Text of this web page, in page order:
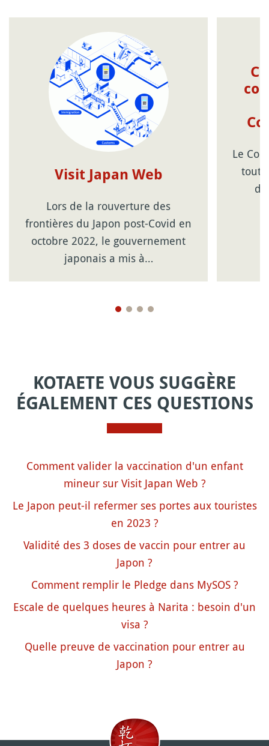
Visit Japan Web
Lors de la rouverture des
frontières du Japon post-Covid en
octobre 2022, le gouvernement
japonais a mis à…
Le
tout
KOTAETE VOUS SUGGÈRE
ÉGALEMENT CES QUESTIONS
Comment valider la vaccination d'un enfant
mineur sur Visit Japan Web ?
Le Japon peut-il refermer ses portes aux touristes
en 2023 ?
Validité des 3 doses de vaccin pour entrer au
Japon ?
Comment remplir le Pledge dans MySOS ?
Escale de quelques heures à Narita : besoin d'un
visa ?
Quelle preuve de vaccination pour entrer au
Japon ?